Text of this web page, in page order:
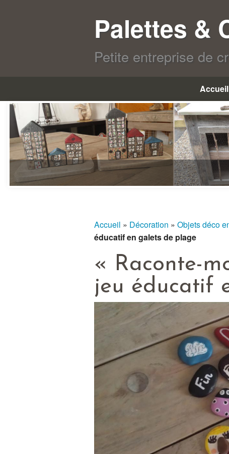
Palettes &
Petite entreprise de
Accueil
Accueil » Décoration » Objets déco
éducatif en galets de plage
« Raconte-
jeu éducatif